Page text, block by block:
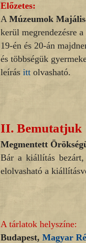
Előzetes:
A Múzeumok
kerül megrendezésre
19-én és 20-án
és többségük
leírás itt olvasható.
II. Bemutatjuk
Megmentett
Bár a kiállítás
elolvasható a
A tárlatok helyszíne:
Budapest, Magyar